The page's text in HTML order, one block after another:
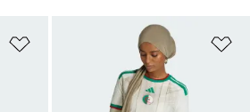
Ajouter à la Liste de produits